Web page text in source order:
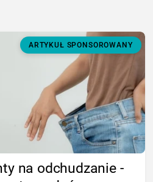
ARTYKUŁ SPONSOROWANY
na odchudzanie -